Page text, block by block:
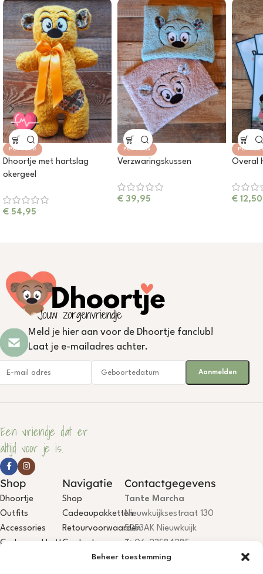
Beheer toestemming
POPULAIR
Dhoortje met hartslag
okergeel
€ 54,95
POPULAIR
Verzwaringskussen
€39,95
Overal
€12,50
Meld je hier aan voor de Dhoortje fanclub!
Laat je e-mailadres achter.
Een vriendje dat er
altijd voor je is.
Shop
Dhoortje
Outfits
Accessories
Cadeaupakketten
Navigatie
Shop
Cadeaupakketten
Retourvoorwaarden
Contact
Contactgegevens
Tante Marcha
Nieuwkuijksestraat 130
5253AK Nieuwkuijk
T: 06-23584285
E:info@dhoortje.nl